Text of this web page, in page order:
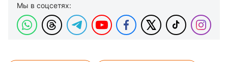
Мы в соцсетях: